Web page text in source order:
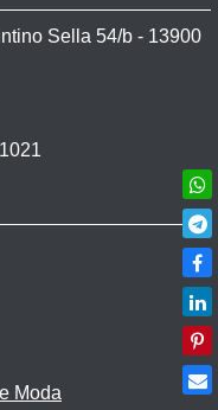
Sella 54/b - 13900
Moda